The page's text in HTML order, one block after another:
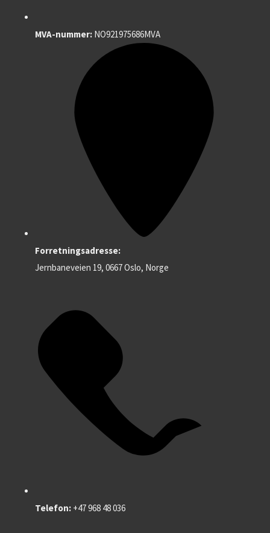
MVA-nummer: NO921975686MVA
Forretningsadresse:
Jernbaneveien 19, 0667 Oslo, Norge
Telefon: +47 968 48 036